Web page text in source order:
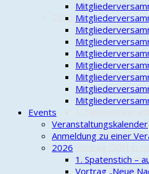
2015
Vortrag
Peter kümmt
Aktion "Saubere
Frühschoppen 1.
Bänke
Erkundungsfahrt
Erweiterung
Neues
Kurs
Vortrag
Events
Veranstaltungskalender
Anmeldung zu einer
2026
1. Spatenstich –
Vortrag „Neue